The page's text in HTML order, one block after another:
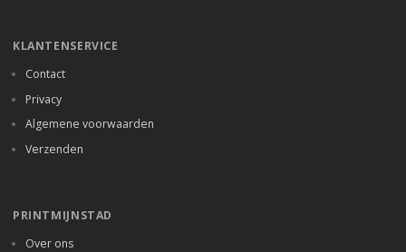
KLANTENSERVICE
Contact
Privacy
Algemene voorwaarden
Verzenden
PRINTMIJNSTAD
Over ons